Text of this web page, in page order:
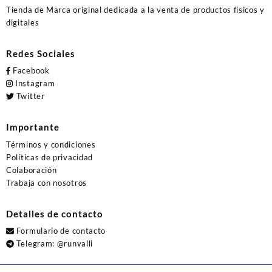
Tienda de Marca original dedicada a la venta de productos físicos y
digitales
Redes Sociales
Facebook
Instagram
Twitter
Importante
Términos y condiciones
Políticas de privacidad
Colaboración
Trabaja con nosotros
Detalles de contacto
Formulario de contacto
Telegram: @runvalli